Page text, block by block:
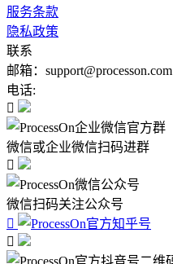
服务条款
隐私政策
联系
邮箱：support@processon.com
电话:

微信或企业微信扫码进群

微信扫码关注公众号

